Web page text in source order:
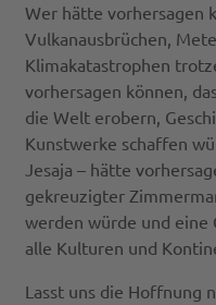
Wer hätte vorhersagen
Vulkanausbrüchen,
Klimakatastrophen
vorhersagen können,
die Welt erobern,
Kunstwerke schaffen
Jesaja – hätte
gekreuzigter
werden würde und eine
alle Kulturen und
Lasst uns die Hoffnung